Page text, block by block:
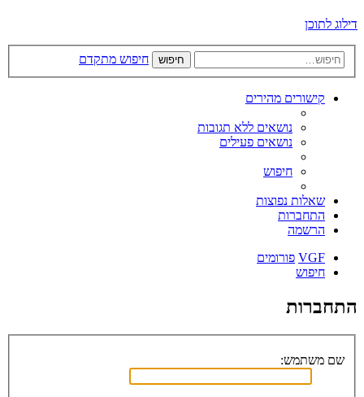
דילוג לתוכן
חיפוש חיפוש מתקדם
קישורים מהירים
נושאים ללא תגובות
נושאים פעילים
חיפוש
שאלות נפוצות
התחברות
הרשמה
VGF פורומים
חיפוש
התחברות
שם משתמש: